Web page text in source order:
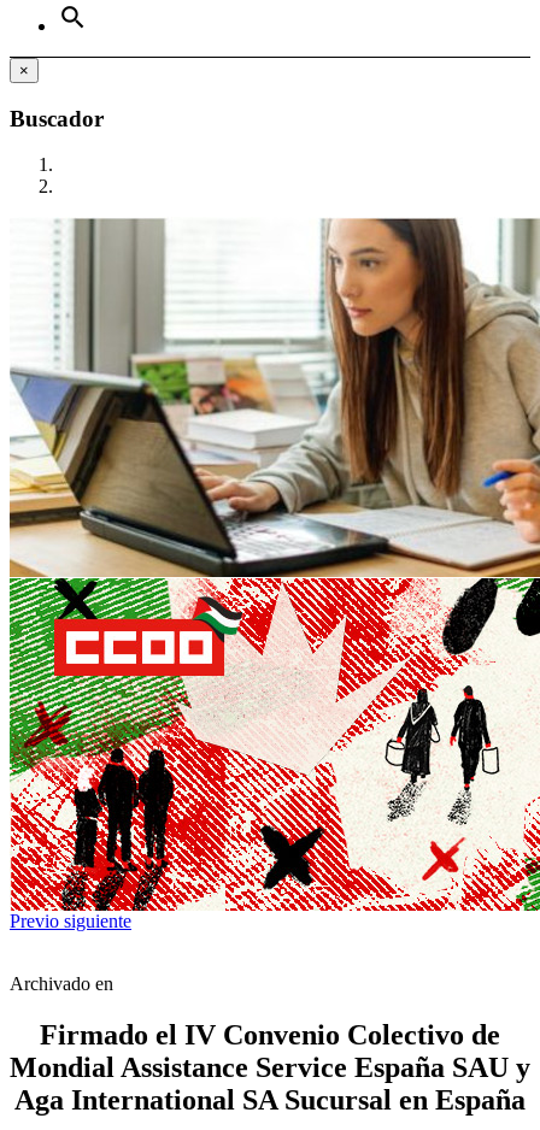
search
×
Buscador
Previo siguiente
Archivado en
Firmado el IV Convenio Colectivo de
Mondial Assistance Service España SAU y
Aga International SA Sucursal en España